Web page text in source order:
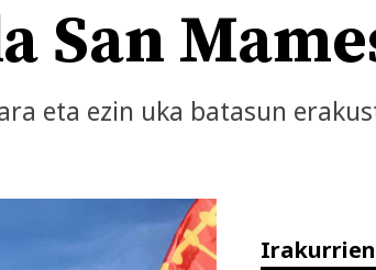
San
eta ezin uka batasun